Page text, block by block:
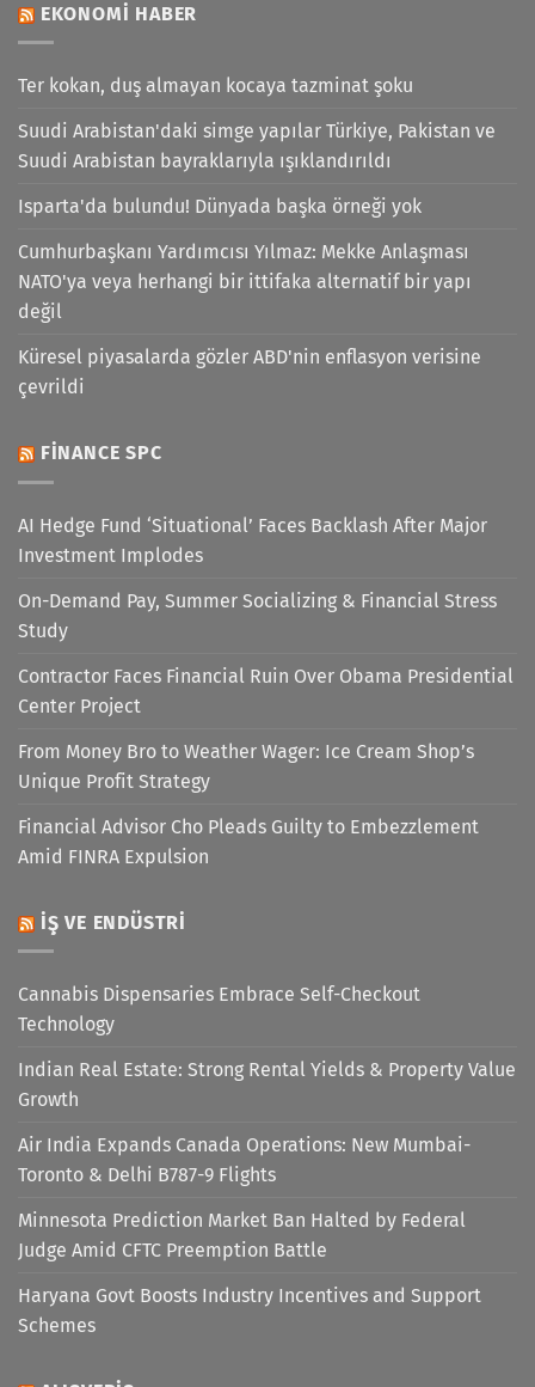
EKONOMI HABER
Ter kokan, duş almayan kocaya tazminat şoku
Suudi Arabistan'daki simge yapılar Türkiye, Pakistan ve
Suudi Arabistan bayraklarıyla ışıklandırıldı
Isparta'da bulundu! Dünyada başka örneği yok
Cumhurbaşkanı Yardımcısı Yılmaz: Mekke Anlaşması
NATO'ya veya herhangi bir ittifaka alternatif bir yapı
değil
Küresel piyasalarda gözler ABD'nin enflasyon verisine
çevrildi
FINANCE SPC
AI Hedge Fund ‘Situational’ Faces Backlash After Major
Investment Implodes
On-Demand Pay, Summer Socializing & Financial Stress
Study
Contractor Faces Financial Ruin Over Obama Presidential
Center Project
From Money Bro to Weather Wager: Ice Cream Shop’s
Unique Profit Strategy
Financial Advisor Cho Pleads Guilty to Embezzlement
Amid FINRA Expulsion
İŞ VE ENDÜSTRI
Cannabis Dispensaries Embrace Self-Checkout
Technology
Indian Real Estate: Strong Rental Yields & Property Value
Growth
Air India Expands Canada Operations: New Mumbai-
Toronto & Delhi B787-9 Flights
Minnesota Prediction Market Ban Halted by Federal
Judge Amid CFTC Preemption Battle
Haryana Govt Boosts Industry Incentives and Support
Schemes